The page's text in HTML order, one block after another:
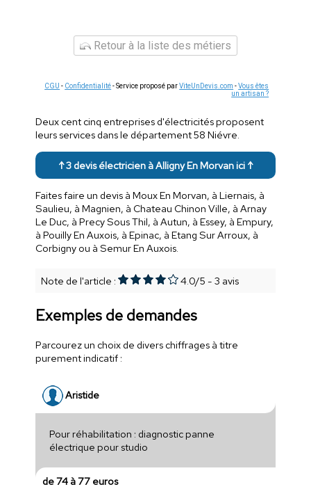
Retour à la liste des métiers
CGU - Confidentialité- Service proposé parViteUnDevis.com -Vous êtes
un artisan ?
Deux cent cinq entreprises d'électricités proposent
leurs services dans le département 58 Niévre.
↑ 3 devis électricien à Alligny En Morvan ici ↑
Faites faire un devis à Moux En Morvan, à Liernais, à
Saulieu, à Magnien, à Chateau Chinon Ville, à Arnay
Le Duc, à Precy Sous Thil, à Autun, à Essey, à Empury,
à Pouilly En Auxois, à Epinac, à Etang Sur Arroux, à
Corbigny ou à Semur En Auxois.
Note de l'article : 4.0/5 - 3 avis
Exemples de demandes
Parcourez un choix de divers chiffrages à titre
purement indicatif :
Aristide
Pour réhabilitation : diagnostic panne
électrique pour studio
de 74 à 77 euros